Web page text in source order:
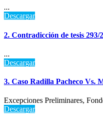
...
Descargar
2. Contradicción de tesis 293/
...
Descargar
3. Caso Radilla Pacheco Vs.
Excepciones Preliminares,
Descargar